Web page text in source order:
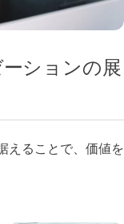
ションの展
えることで、価値を